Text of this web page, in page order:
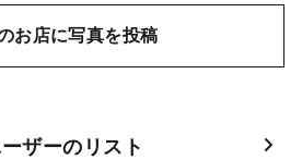
お店に写真を投稿
ザーのリスト